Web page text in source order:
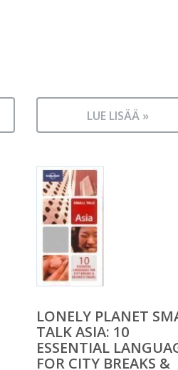
LUE LISÄÄ »
LONELY PLANET
TALK ASIA: 10
ESSENTIAL
FOR CITY BREAKS &